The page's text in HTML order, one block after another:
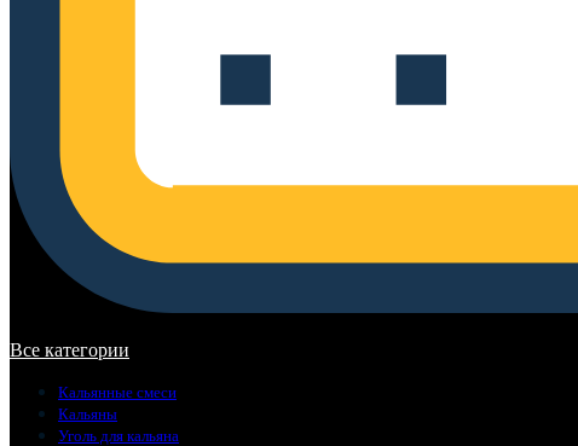
Все категории
Кальянные смеси
Кальяны
Уголь для кальяна